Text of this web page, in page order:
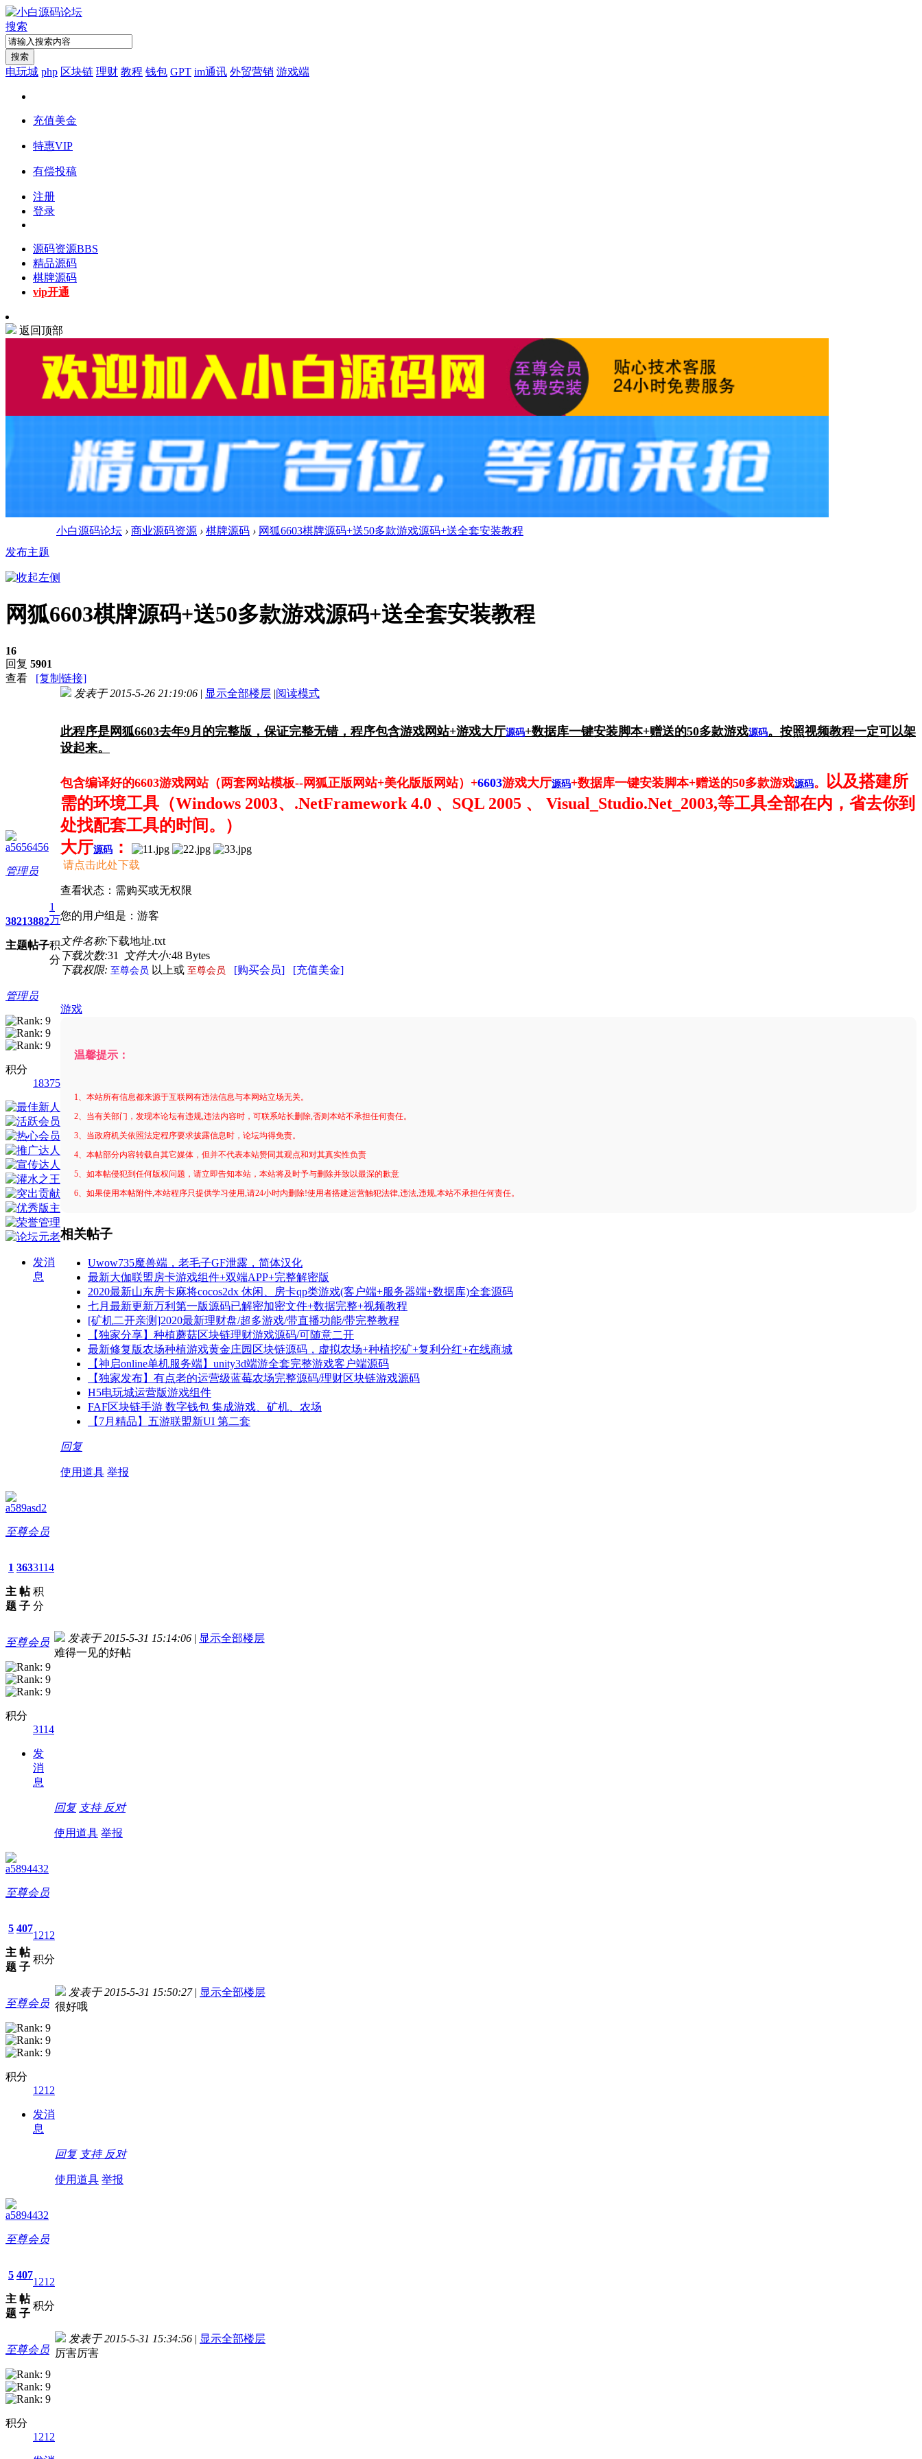
搜索
搜索
电玩城 php 区块链 理财 教程 钱包 GPT im通讯 外贸营销 游戏端
充值美金
特惠VIP
有偿投稿
注册
登录
源码资源BBS
精品源码
棋牌源码
vip开通
返回顶部
小白源码论坛 › 商业源码资源 › 棋牌源码 › 网狐6603棋牌源码+送50多款游戏源码+送全套安装教程
发布主题
网狐6603棋牌源码+送50多款游戏源码+送全套安装教程
16
回复 5901
查看
[复制链接]
a5656456
管理员
3821
主题
3882
帖子
1
万
积
分
管理员
积分
18375
发消
息
发表于 2015-5-26 21:19:06 | 显示全部楼层 |阅读模式
此程序是网狐6603去年9月的完整版，保证完整无错，程序包含游戏网站+游戏大厅源码+数据库一键安装脚本+赠送的50多款游戏源码。按照视频教程一定可以架
设起来。
包含编译好的6603游戏网站（两套网站模板--网狐正版网站+美化版版网站）+6603游戏大厅源码+数据库一键安装脚本+赠送的50多款游戏源码。 以及搭建所
需的环境工具（Windows 2003、.NetFramework 4.0 、SQL 2005 、 Visual_Studio.Net_2003,等工具全部在内，省去你到
处找配套工具的时间。）
大厅源码 ：
请点击此处下载
查看状态：需购买或无权限
您的用户组是：游客
文件名称:下载地址.txt
下载次数:31 文件大小:48 Bytes
下载权限: 至尊会员 以上或 至尊会员 [购买会员] [充值美金]
游戏
温馨提示：
1、本站所有信息都来源于互联网有违法信息与本网站立场无关。
2、当有关部门，发现本论坛有违规,违法内容时，可联系站长删除,否则本站不承担任何责任。
3、当政府机关依照法定程序要求披露信息时，论坛均得免责。
4、本帖部分内容转载自其它媒体，但并不代表本站赞同其观点和对其真实性负责
5、如本帖侵犯到任何版权问题，请立即告知本站，本站将及时予与删除并致以最深的歉意
6、如果使用本帖附件,本站程序只提供学习使用,请24小时内删除!使用者搭建运营触犯法律,违法,违规,本站不承担任何责任。
相关帖子
Uwow735魔兽端，老毛子GF泄露，简体汉化
最新大伽联盟房卡游戏组件+双端APP+完整解密版
2020最新山东房卡麻将cocos2dx 休闲、房卡qp类游戏(客户端+服务器端+数据库)全套源码
七月最新更新万利第一版源码已解密加密文件+数据完整+视频教程
[矿机二开亲测]2020最新理财盘/超多游戏/带直播功能/带完整教程
【独家分享】种植蘑菇区块链理财游戏源码/可随意二开
最新修复版农场种植游戏黄金庄园区块链源码，虚拟农场+种植挖矿+复利分红+在线商城
【神启online单机服务端】unity3d端游全套完整游戏客户端源码
【独家发布】有点老的运营级蓝莓农场完整源码/理财区块链游戏源码
H5电玩城运营版游戏组件
FAF区块链手游 数字钱包 集成游戏、矿机、农场
【7月精品】五游联盟新UI 第二套
回复
使用道具 举报
a589asd2
至尊会员
1
主
题
363
帖
子
3114
积
分
至尊会员
积分
3114
发
消
息
发表于 2015-5-31 15:14:06 | 显示全部楼层
难得一见的好帖
回复 支持 反对
使用道具 举报
a5894432
至尊会员
5
主
题
407
帖
子
1212
积分
至尊会员
积分
1212
发消
息
发表于 2015-5-31 15:50:27 | 显示全部楼层
很好哦
回复 支持 反对
使用道具 举报
a5894432
至尊会员
5
主
题
407
帖
子
1212
积分
至尊会员
积分
1212
发表于 2015-5-31 15:34:56 | 显示全部楼层
厉害厉害